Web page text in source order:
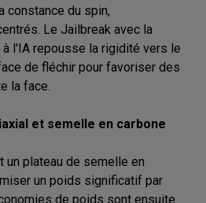
constance du spin,
Le Jailbreak avec la
l'IA repousse la rigidité vers le
de fléchir pour favoriser des
la face.
et semelle en carbone
un plateau de semelle en
un poids significatif par
de poids sont ensuite